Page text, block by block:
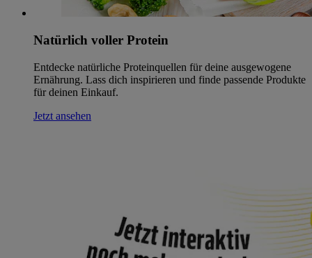
Natürlich voller Protein
Entdecke natürliche Proteinquellen für deine ausgewogene
Ernährung. Lass dich inspirieren und finde passende Produkte
für deinen Einkauf.
Jetzt ansehen